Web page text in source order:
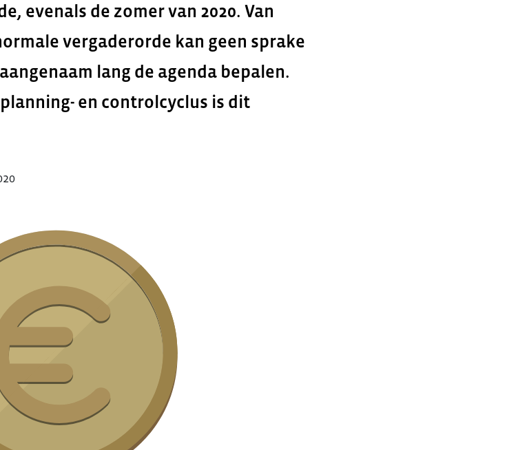
evenals de zomer van 2020. Van
vergaderorde kan geen sprake
lang de agenda bepalen.
en controlcyclus is dit